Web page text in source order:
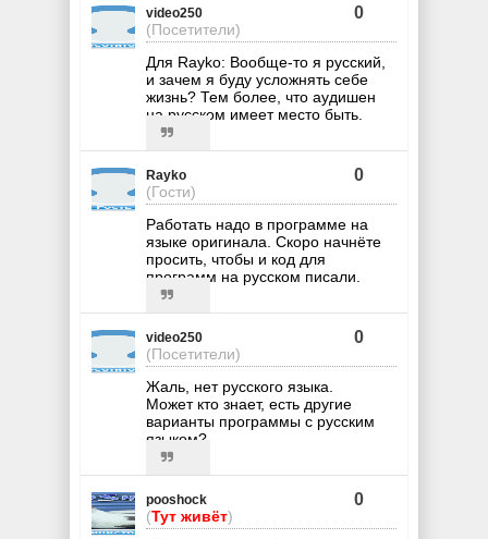
video250
(Посетители)
0
Для Rayko: Вообще-то я русский,
и зачем я буду усложнять себе
жизнь? Тем более, что аудишен
на русском имеет место быть.
Rayko
(Гости)
0
Работать надо в программе на
языке оригинала. Скоро начнёте
просить, чтобы и код для
программ на русском писали.
video250
(Посетители)
0
Жаль, нет русского языка.
Может кто знает, есть другие
варианты программы с русским
языком?
pooshock
(Тут живёт)
0